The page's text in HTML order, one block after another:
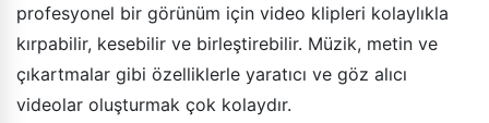
profesyonel bir görünüm için video klipleri kolaylıkla
kırpabilir, kesebilir ve birleştirebilir. Müzik, metin ve
çıkartmalar gibi özelliklerle yaratıcı ve göz alıcı
videolar oluşturmak çok kolaydır.